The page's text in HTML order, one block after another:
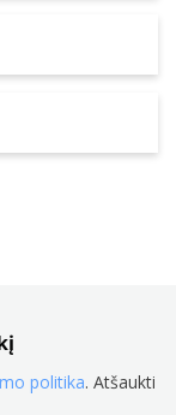
politika. Atšaukti